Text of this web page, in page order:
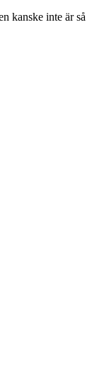
kanske inte är så